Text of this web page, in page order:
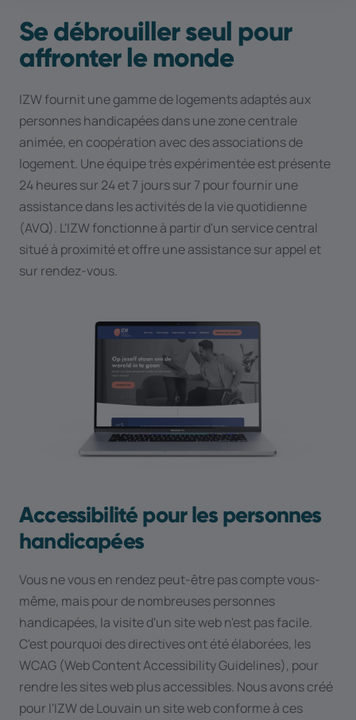
Se débrouiller seul pour
affronter le monde
IZW fournit une gamme de logements adaptés aux
personnes handicapées dans une zone centrale
animée, en coopération avec des associations de
logement. Une équipe très expérimentée est présente
24 heures sur 24 et 7 jours sur 7 pour fournir une
assistance dans les activités de la vie quotidienne
(AVQ). L'IZW fonctionne à partir d'un service central
situé à proximité et offre une assistance sur appel et
sur rendez-vous.
Accessibilité pour les personnes
handicapées
Vous ne vous en rendez peut-être pas compte vous-
même, mais pour de nombreuses personnes
handicapées, la visite d'un site web n'est pas facile.
C'est pourquoi des directives ont été élaborées, les
WCAG (Web Content Accessibility Guidelines), pour
rendre les sites web plus accessibles. Nous avons créé
pour l'IZW de Louvain un site web conforme à ces